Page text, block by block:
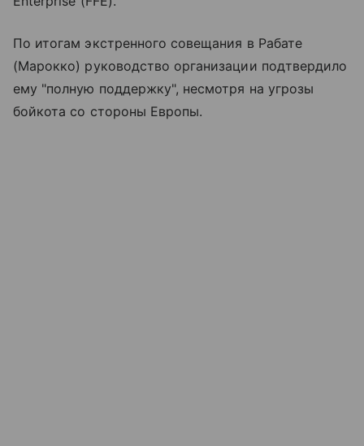
По итогам экстренного совещания в Рабате
(Марокко) руководство организации подтвердило
ему "полную поддержку", несмотря на угрозы
бойкота со стороны Европы.